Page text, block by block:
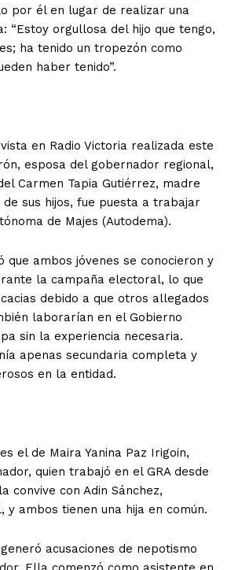
por él en lugar de realizar una
“Estoy orgullosa del hijo que tengo,
ha tenido un tropezón como
haber tenido”.
en Radio Victoria realizada este
esposa del gobernador regional,
Carmen Tapia Gutiérrez, madre
de sus hijos, fue puesta a trabajar
de Majes (Autodema).
que ambos jóvenes se conocieron y
la campaña electoral, lo que
debido a que otros allegados
laborarían en el Gobierno
sin la experiencia necesaria.
apenas secundaria completa y
en la entidad.
el de Maira Yanina Paz Irigoin,
quien trabajó en el GRA desde
convive con Adin Sánchez,
y ambos tienen una hija en común.
acusaciones de nepotismo